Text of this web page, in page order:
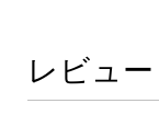
レビュー